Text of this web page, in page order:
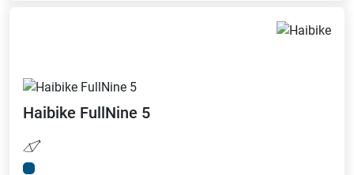
Haibike FullNine 5